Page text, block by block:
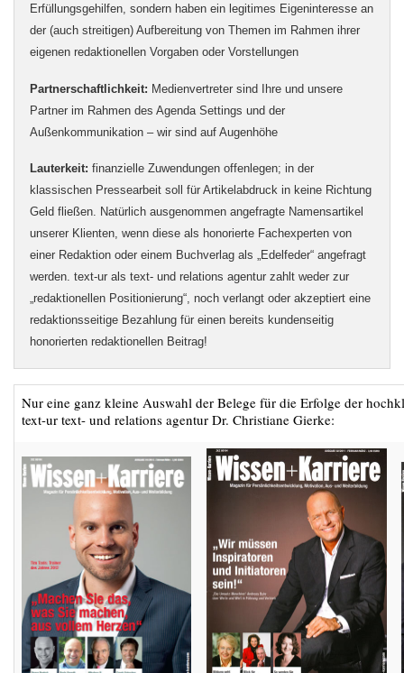
Erfüllungsgehilfen, sondern haben ein legitimes Eigeninteresse an
der (auch streitigen) Aufbereitung von Themen im Rahmen ihrer
eigenen redaktionellen Vorgaben oder Vorstellungen
Partnerschaftlichkeit: Medienvertreter sind Ihre und unsere
Partner im Rahmen des Agenda Settings und der
Außenkommunikation – wir sind auf Augenhöhe
Lauterkeit: finanzielle Zuwendungen offenlegen; in der
klassischen Pressearbeit soll für Artikelabdruck in keine Richtung
Geld fließen. Natürlich ausgenommen angefragte Namensartikel
unserer Klienten, wenn diese als honorierte Fachexperten von
einer Redaktion oder einem Buchverlag als „Edelfeder“ angefragt
werden. text-ur als text- und relations agentur zahlt weder zur
„redaktionellen Positionierung“, noch verlangt oder akzeptiert eine
redaktionsseitige Bezahlung für einen bereits kundenseitig
honorierten redaktionellen Beitrag!
Nur eine ganz kleine Auswahl der Belege für die Erfolge der
text-ur text- und relations agentur Dr. Christiane Gierke: